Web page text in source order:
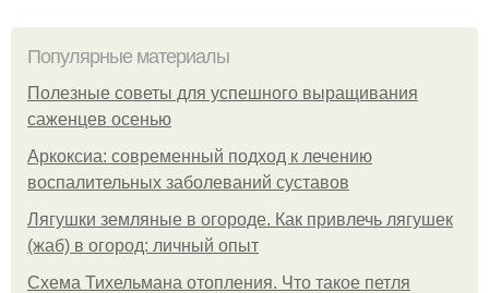
Популярные материалы
Полезные советы для успешного выращивания
саженцев осенью
Аркоксиа: современный подход к лечению
воспалительных заболеваний суставов
Лягушки земляные в огороде. Как привлечь лягушек
(жаб) в огород: личный опыт
Схема Тихельмана отопления. Что такое петля